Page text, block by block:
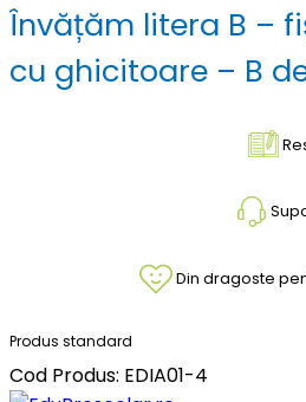
Învățăm litera B –
cu ghicitoare – B
Din dragoste
Produs standard
Cod Produs: EDIA01-4